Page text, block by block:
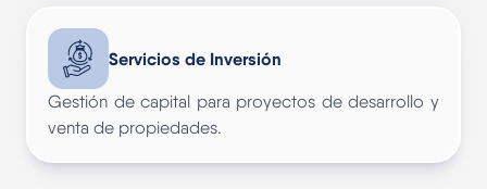
Servicios de Inversión
Gestión de capital para proyectos de desarrollo y
venta de propiedades.